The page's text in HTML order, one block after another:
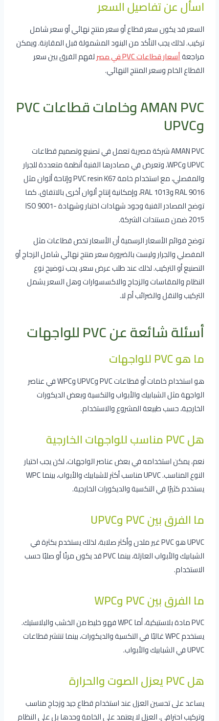
اسأل عن تفاصيل السعر
السعر قد يكون سعر قطاع أو سعر منتج نهائي أو سعر شامل
تركيب. لذلك يجب التأكد من البنود المشمولة قبل المقارنة. ويمكن
مراجعةأسعار قطاعات PVC في مصر
لفهم الفرق بين سعر
القطاع الخام وسعر المنتج النهائي.
AMAN PVC وخامات قطاعات PVC
وUPVC
AMAN PVC شركة مصرية تعمل في تصنيع وتصميم قطاعات
UPVC وWPC، وتعرض في مصادرها الفنية أنظمة متعددة للجرار
والمفصلي، مع استخدام خامة PVC resin K67 وإتاحة ألوان مثل
RAL 9016 وRAL 1013، وإمكانية إنتاج ألوان أخرى بالاتفاق. كما
توضح المصادر الفنية وجود شهادات اختبار وشهادة ISO 9001-
2015 ضمن مستندات الشركة.
توضح قوائم الأسعار الرسمية أن الأسعار تخص قطاعات مثل
المفصلي والجرار وليست بالضرورة سعر منتج نهائي شامل الزجاج أو
التصنيع أو التركيب. لذلك عند طلب عرض سعر، يجب توضيح نوع
النظام والمقاسات والزجاج والاكسسوارات وهل السعر يشمل
التركيب والنقل والضرائب أم لا.
أسئلة شائعة عن PVC للواجهات
ما هو PVC للواجهات
هو استخدام خامات أو قطاعات PVC وUPVC وWPC في عناصر
الواجهة مثل الشبابيك والأبواب والتكسية وبعض الديكورات
الخارجية، حسب طبيعة المشروع والاستخدام.
هل PVC مناسب للواجهات الخارجية
نعم، يمكن استخدامه في بعض عناصر الواجهات، لكن يجب اختيار
النوع المناسب. UPVC مناسب أكثر للشبابيك والأبواب، بينما WPC
يستخدم كثيرًا في التكسية والديكورات الخارجية.
ما الفرق بين PVC وUPVC
UPVC هو PVC غير ملدن وأكثر صلابة، لذلك يستخدم بكثرة في
الشبابيك والأبواب العازلة، بينما PVC قد يكون مرنًا أو صلبًا حسب
الاستخدام.
ما الفرق بين PVC وWPC
PVC مادة بلاستيكية، أما WPC فهو خليط من الخشب والبلاستيك.
يستخدم WPC غالبًا في التكسية والديكورات، بينما تنتشر قطاعات
UPVC في الشبابيك والأبواب.
هل PVC يعزل الصوت والحرارة
يساعد على تحسين العزل عند استخدام قطاع جيد وزجاج مناسب
وتركيب احترافي. العزل لا يعتمد على الخامة وحدها بل على النظام